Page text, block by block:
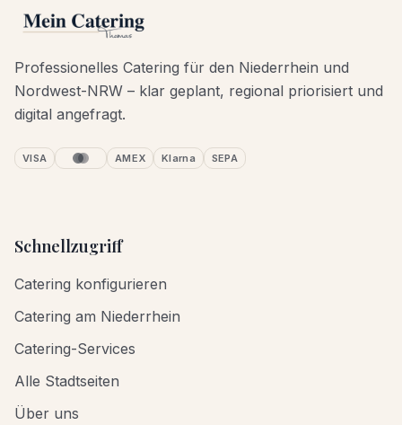
Professionelles Catering für den Niederrhein und
Nordwest-NRW – klar geplant, regional priorisiert und
digital angefragt.
VISA AMEX Klarna SEPA
Schnellzugriff
Catering konfigurieren
Catering am Niederrhein
Catering-Services
Alle Stadtseiten
Über uns